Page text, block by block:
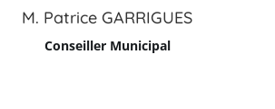
M. Patrice GARRIGUES
Conseiller Municipal